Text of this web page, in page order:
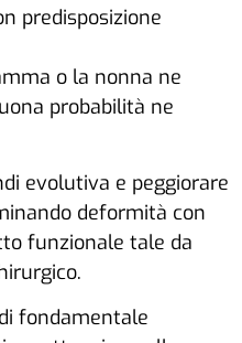
predisposizione
o la nonna ne
probabilità ne
evolutiva e peggiorare
deformità con
funzionale tale da
fondamentale